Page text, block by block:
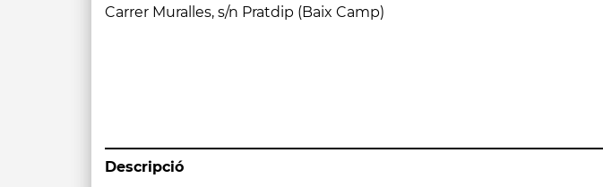
Carrer Muralles, s/n Pratdip (Baix Camp)
Descripció